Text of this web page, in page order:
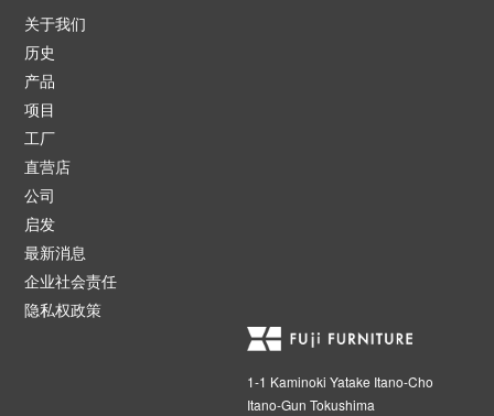
关于我们
历史
产品
项目
工厂
直营店
公司
启发
最新消息
企业社会责任
隐私权政策
1-1 Kaminoki Yatake Itano-Cho
Itano-Gun Tokushima